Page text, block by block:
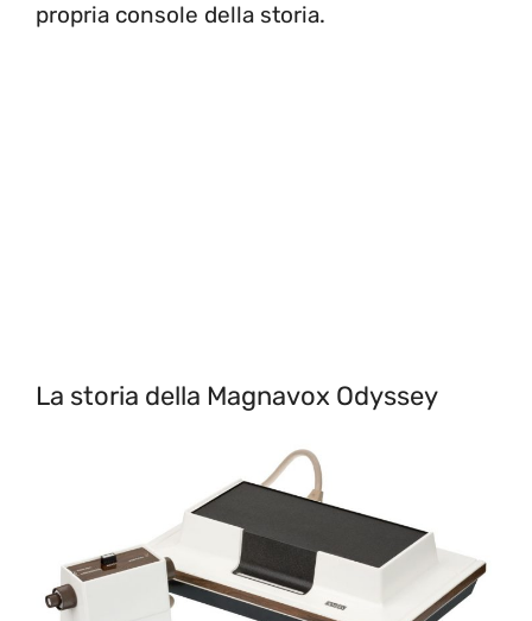
propria console della storia.
La storia della Magnavox Odyssey